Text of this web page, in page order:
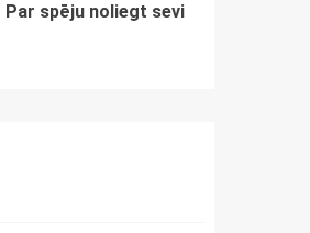
Par spēju noliegt sevi